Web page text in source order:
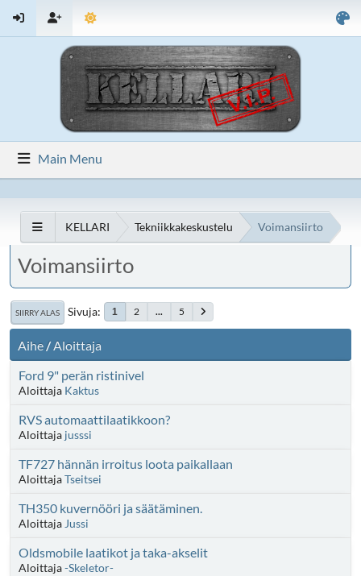
Main Menu
KELLARI Tekniikkakeskustelu Voimansiirto
Voimansiirto
SIIRRY ALAS Sivuja 1 2 ... 5
Aihe/Aloittaja
Ford 9" perän ristinivel
Aloittaja Kaktus
RVS automaattilaatikkoon?
Aloittaja jusssi
TF727 hännän irroitus loota paikallaan
AloittajaTseitsei
TH350 kuvernööri ja säätäminen.
Aloittaja Jussi
Oldsmobile laatikot ja taka-akselit
Aloittaja-Skeletor-